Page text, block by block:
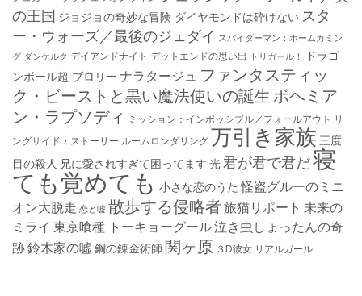
の王国 ジョジョの奇妙な冒険 ダイヤモンドは砕けない スタ
ー・ウォーズ／最後のジェダイ スパイダーマン：ホームカミン
グ ダンケルク デイアンドナイト デットエンドの思い出 トリガール！
ドラゴ
ンボール超 ブロリー ナラタージュ ファンタスティッ
ク・ビーストと黒い魔法使いの誕生 ボヘミア
ン・ラプソディ ミッション：インポッシブル／フォールアウト リ
ングサイド・ストーリー ルームロンダリング万引き家族 三度
目の殺人 兄に愛されすぎて困ってます 光君が君で君だ寝
ても覚めても 小さな恋のうた 怪盗グルーのミニ
オン大脱走 恋と嘘 散歩する侵略者旅猫リポート 未来の
ミライ 東京喰種 トーキョーグール泣き虫しょったんの奇
跡鈴木家の嘘 鋼の錬金術師 関ヶ原 ３D彼女 リアルガール